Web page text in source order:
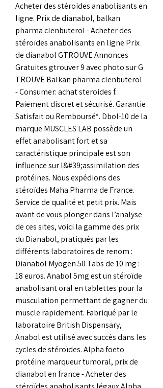
Acheter des stéroïdes anabolisants en
ligne. Prix de dianabol, balkan
pharma clenbuterol - Acheter des
stéroïdes anabolisants en ligne Prix
de dianabol GTROUVE Annonces
Gratuites gtrouver 9 avec photo sur G
TROUVE Balkan pharma clenbuterol -
- Consumer: achat steroides f.
Paiement discret et sécurisé. Garantie
Satisfait ou Remboursé*. Dbol-10 de la
marque MUSCLES LAB possède un
effet anabolisant fort et sa
caractéristique principale est son
influence sur l&#39;assimilation des
protéines. Nous expédions des
stéroïdes Maha Pharma de France.
Service de qualité et petit prix. Mais
avant de vous plonger dans l’analyse
de ces sites, voici la gamme des prix
du Dianabol, pratiqués par les
différents laboratoires de renom :
Dianabol Myogen 50 Tabs de 10 mg :
18 euros. Anabol 5mg est un stéroïde
anabolisant oral en tablettes pour la
musculation permettant de gagner du
muscle rapidement. Fabriqué par le
laboratoire British Dispensary,
Anabol est utilisé avec succès dans les
cycles de stéroïdes. Alpha foeto
protéine marqueur tumoral, prix de
dianabol en france - Acheter des